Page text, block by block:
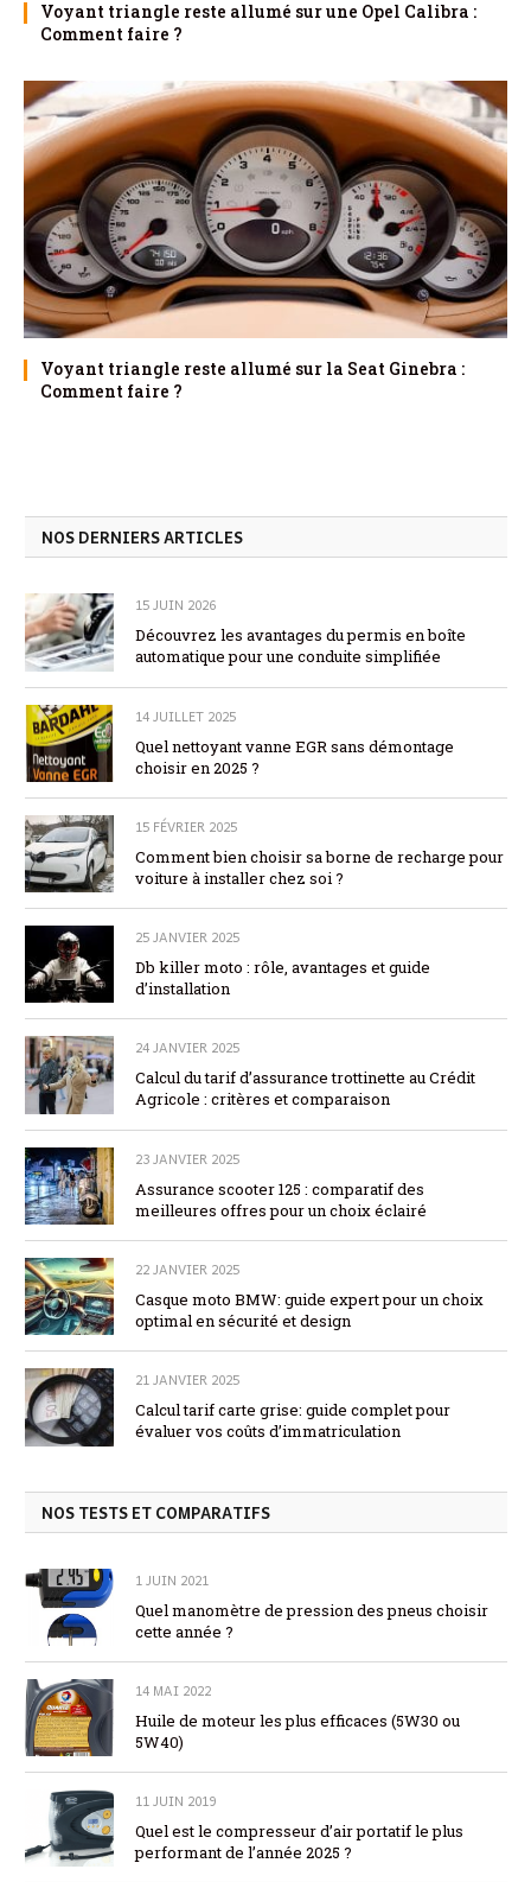
Voyant triangle reste allumé sur une Opel Calibra :
Comment faire ?
Voyant triangle reste allumé sur la Seat Ginebra :
Comment faire ?
NOS DERNIERS ARTICLES
15 JUIN 2026
Découvrez les avantages du permis en boîte
automatique pour une conduite simplifiée
14 JUILLET 2025
Quel nettoyant vanne EGR sans démontage
choisir en 2025 ?
15 FÉVRIER 2025
Comment bien choisir sa borne de recharge pour
voiture à installer chez soi ?
25 JANVIER 2025
Db killer moto : rôle, avantages et guide
d’installation
24 JANVIER 2025
Calcul du tarif d’assurance trottinette au Crédit
Agricole : critères et comparaison
23 JANVIER 2025
Assurance scooter 125 : comparatif des
meilleures offres pour un choix éclairé
22 JANVIER 2025
Casque moto BMW: guide expert pour un choix
optimal en sécurité et design
21 JANVIER 2025
Calcul tarif carte grise: guide complet pour
évaluer vos coûts d’immatriculation
NOS TESTS ET COMPARATIFS
1 JUIN 2021
Quel manomètre de pression des pneus choisir
cette année ?
14 MAI 2022
Huile de moteur les plus efficaces (5W30 ou
5W40)
11 JUIN 2019
Quel est le compresseur d’air portatif le plus
performant de l’année 2025 ?